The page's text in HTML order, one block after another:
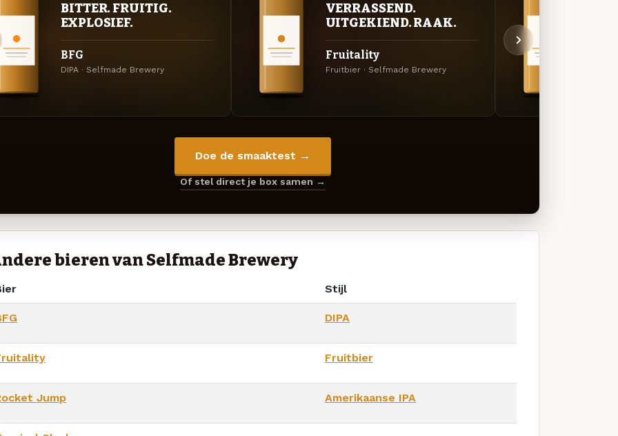
BITTER. FRUITIG.
EXPLOSIEF.
BFG
DIPA · Selfmade Brewery
VERRASSEND.
UITGEKIEND. RAAK.
Fruitality
Fruitbier · Selfmade Brewery
Doe de smaaktest →
Of stel direct je box samen →
bieren van Selfmade Brewery
Stijl
DIPA
Fruitbier
Jump Amerikaanse IPA